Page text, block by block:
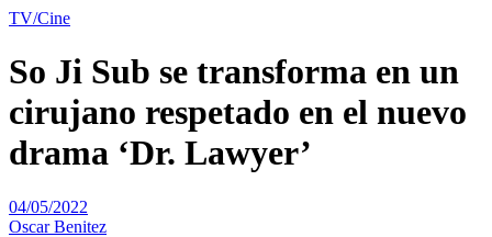
TV/Cine
So Ji Sub se transforma en un
cirujano respetado en el nuevo
drama ‘Dr. Lawyer’
04/05/2022
Oscar Benitez